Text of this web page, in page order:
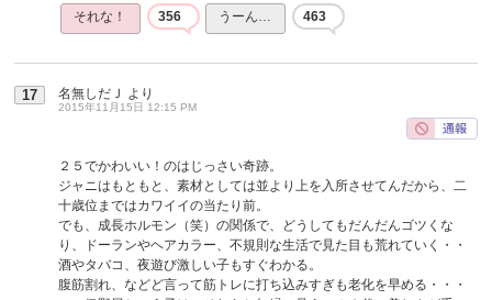
それな！ 356 うーん… 463
17 名無しだＪ より
2015年11月15日 12:15 PM
２５でかわいい！のはじっさい奇跡。
ジャニはもともと、素材としては並より上を入所させてんだから、二
十歳位まではカワイイの当たり前。
でも、成長ホルモン（笑）の関係で、どうしてもだんだんゴツくな
り、ドーランやヘアカラー、不規則な生活で見た目も荒れていく・・
酒やタバコ、夜遊び激しい子もすぐわかる。
腹筋割れ、などど言って筋トレに打ち込みすぎも老化を早める・・・